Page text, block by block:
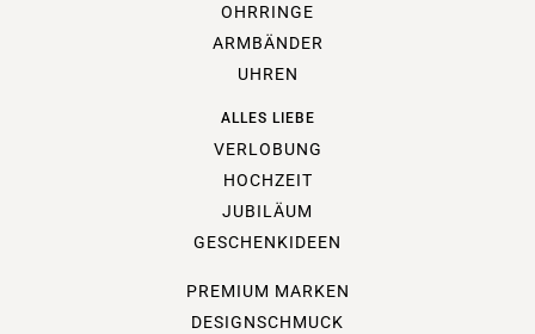
OHRRINGE
ARMBÄNDER
UHREN
ALLES LIEBE
VERLOBUNG
HOCHZEIT
JUBILÄUM
GESCHENKIDEEN
PREMIUM MARKEN
DESIGNSCHMUCK